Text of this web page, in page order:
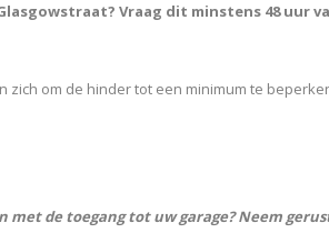
Vraag dit minstens 48 uur
om de hinder tot een minimum te
met de toegang tot uw garage? Neem